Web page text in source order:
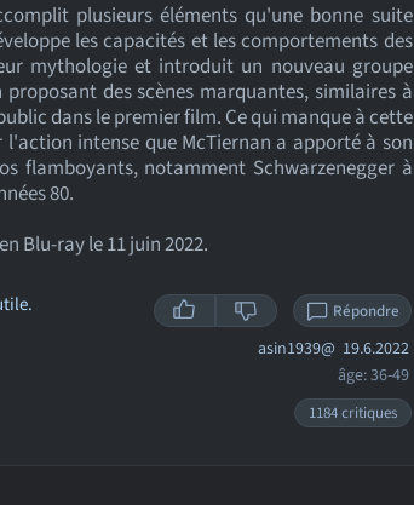
plusieurs éléments qu'une bonne suite
les capacités et les comportements des
mythologie et introduit un nouveau groupe
des scènes marquantes, similaires à
dans le premier film. Ce qui manque à cette
intense que McTiernan a apporté à son
flamboyants, notamment Schwarzenegger à
80.
Blu-ray le 11 juin 2022.
Répondre
asin1939@ 19.6.2022
âge: 36-49
1184 critiques